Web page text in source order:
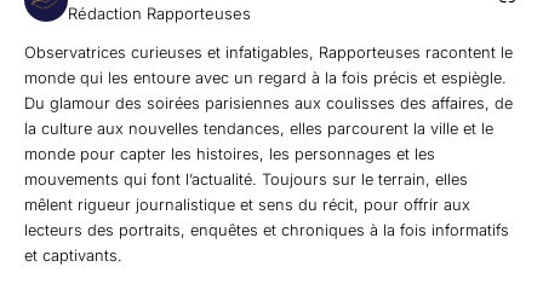
Rédaction Rapporteuses
Observatrices curieuses et infatigables, Rapporteuses racontent le
monde qui les entoure avec un regard à la fois précis et espiègle.
Du glamour des soirées parisiennes aux coulisses des affaires, de
la culture aux nouvelles tendances, elles parcourent la ville et le
monde pour capter les histoires, les personnages et les
mouvements qui font l’actualité. Toujours sur le terrain, elles
mêlent rigueur journalistique et sens du récit, pour offrir aux
lecteurs des portraits, enquêtes et chroniques à la fois informatifs
et captivants.